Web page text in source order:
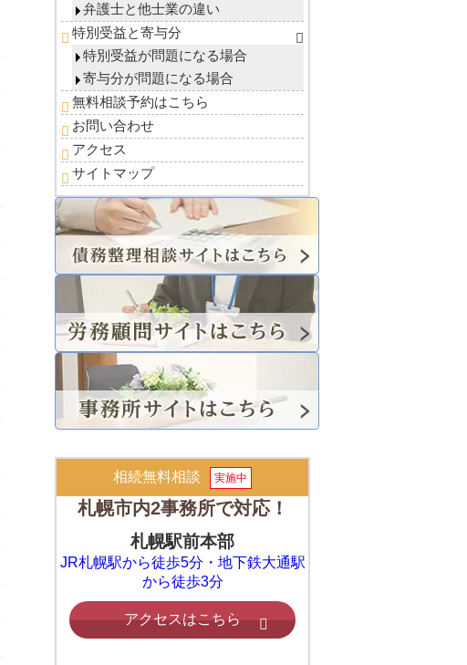
弁護士と他士業の違い
特別受益と寄与分
特別受益が問題になる場合
寄与分が問題になる場合
無料相談予約はこちら
お問い合わせ
アクセス
サイトマップ
相続無料相談 実施中
札幌市内2事務所で対応！
札幌駅前本部
JR札幌駅から徒歩5分・地下鉄大通駅
から徒歩3分
アクセスはこちら